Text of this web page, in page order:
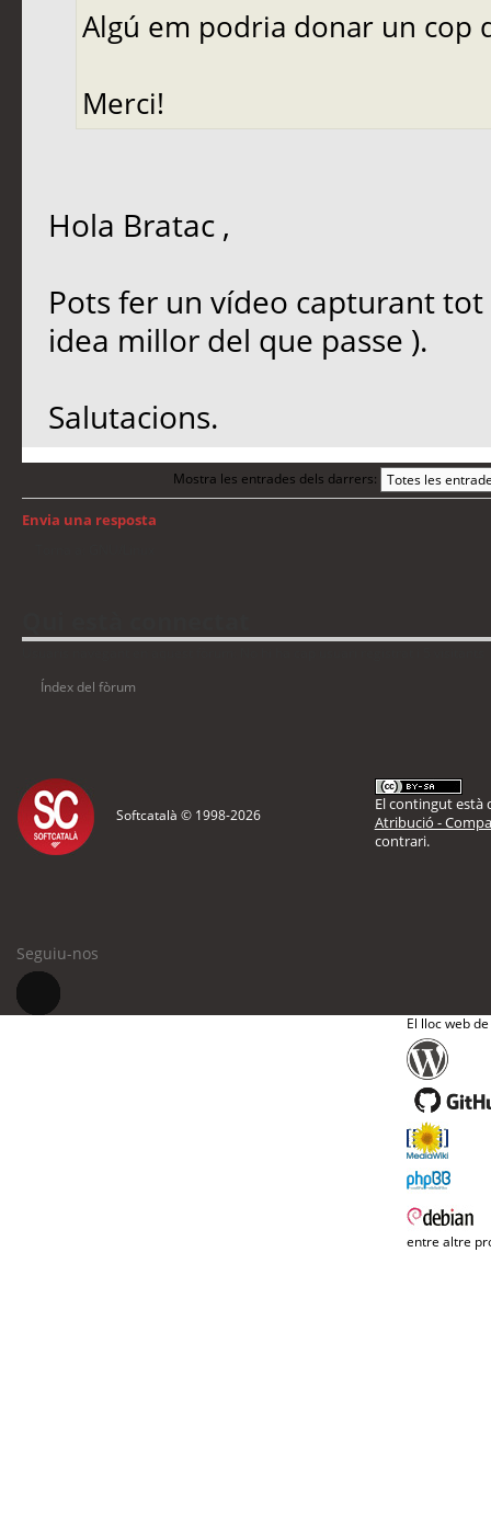
Algú em podria donar un cop
Merci!
Hola Bratac ,
Pots fer un vídeo capturant
idea millor del que passe ).
Salutacions.
Mostra les entrades dels darrers:
Envia una resposta
Índex del fòrum
Softcatalà © 1998-2026
El contingut està
Atribució -
contrari.
Seguiu-nos
El lloc web
entre altre